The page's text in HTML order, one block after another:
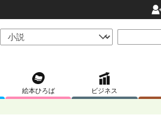
絵本ひろば ビジネス